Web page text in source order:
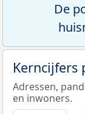
De
Kerncijfers
Adressen,
en inwoners.